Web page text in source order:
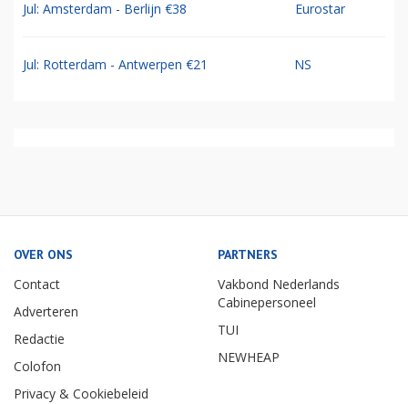
Jul: Amsterdam - Berlijn €38 Eurostar
Jul: Rotterdam - Antwerpen €21 NS
OVER ONS
Contact
Adverteren
Redactie
Colofon
Privacy & Cookiebeleid
PARTNERS
Vakbond Nederlands
Cabinepersoneel
TUI
NEWHEAP